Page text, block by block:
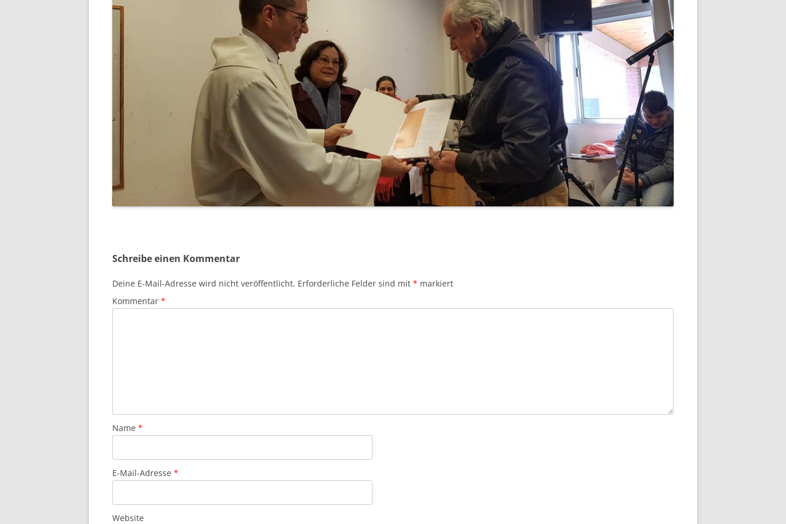
REIHENFOLGE
2021 – BILDER & BERICHTE IN
CHRONOLOGISCHER
REIHENFOLGE
2020 – BILDER & BERICHTE IN
CHRONOLOGISCHER
REIHENFOLGE
2019 – BILDER & BERICHTE
2019 – BILDER & BERICHTE IN
CHRONOLOGISCHER
REIHENFOLGE
2018 – BILDER & BERICHTE
2018 – BILDER & BERICHTE IN
CHRONOLOGISCHER
REIHENFOLGE
2017 – BLDER & BERICHTE
2017 – BILDER & BERICHTE IN
CHRONOLOGISCHER
REIHENFOLGE
2016 – BILDER & BERICHTE
2016 – BILDER & BERICHTE IN
CHRONLOGISCHER REIHENFOLGE
2015 – BILDER & BERICHTE
2015 – BILDER & BERICHTE IN
CHRONOLOGISCHER
REIHENFOLGE
2014 – BILDER & BERICHTE
2014 – BILDER & BERICHTE IN
CHRONOLOGISCHER
REIHENFOLGE
2013 – BILDER & BERICHTE
2013 – BILDER & BERICHTE IN
CHRONOLOGISCHER
Schreibe einen Kommentar
Deine E-Mail-Adresse wird nicht veröffentlicht. Erforderliche Felder sind mit * markiert
Kommentar *
Name *
E-Mail-Adresse *
Website